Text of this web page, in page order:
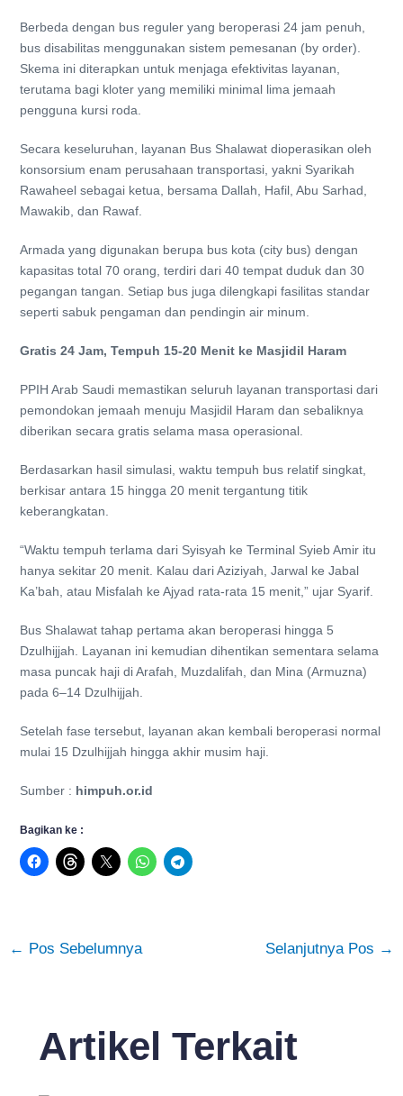
Berbeda dengan bus reguler yang beroperasi 24 jam penuh,
bus disabilitas menggunakan sistem pemesanan (by order).
Skema ini diterapkan untuk menjaga efektivitas layanan,
terutama bagi kloter yang memiliki minimal lima jemaah
pengguna kursi roda.
Secara keseluruhan, layanan Bus Shalawat dioperasikan oleh
konsorsium enam perusahaan transportasi, yakni Syarikah
Rawaheel sebagai ketua, bersama Dallah, Hafil, Abu Sarhad,
Mawakib, dan Rawaf.
Armada yang digunakan berupa bus kota (city bus) dengan
kapasitas total 70 orang, terdiri dari 40 tempat duduk dan 30
pegangan tangan. Setiap bus juga dilengkapi fasilitas standar
seperti sabuk pengaman dan pendingin air minum.
Gratis 24 Jam, Tempuh 15-20 Menit ke Masjidil Haram
PPIH Arab Saudi memastikan seluruh layanan transportasi dari
pemondokan jemaah menuju Masjidil Haram dan sebaliknya
diberikan secara gratis selama masa operasional.
Berdasarkan hasil simulasi, waktu tempuh bus relatif singkat,
berkisar antara 15 hingga 20 menit tergantung titik
keberangkatan.
“Waktu tempuh terlama dari Syisyah ke Terminal Syieb Amir itu
hanya sekitar 20 menit. Kalau dari Aziziyah, Jarwal ke Jabal
Ka’bah, atau Misfalah ke Ajyad rata-rata 15 menit,” ujar Syarif.
Bus Shalawat tahap pertama akan beroperasi hingga 5
Dzulhijjah. Layanan ini kemudian dihentikan sementara selama
masa puncak haji di Arafah, Muzdalifah, dan Mina (Armuzna)
pada 6–14 Dzulhijjah.
Setelah fase tersebut, layanan akan kembali beroperasi normal
mulai 15 Dzulhijjah hingga akhir musim haji.
Sumber : himpuh.or.id
Bagikan ke :
← Pos Sebelumnya Selanjutnya Pos →
Artikel Terkait